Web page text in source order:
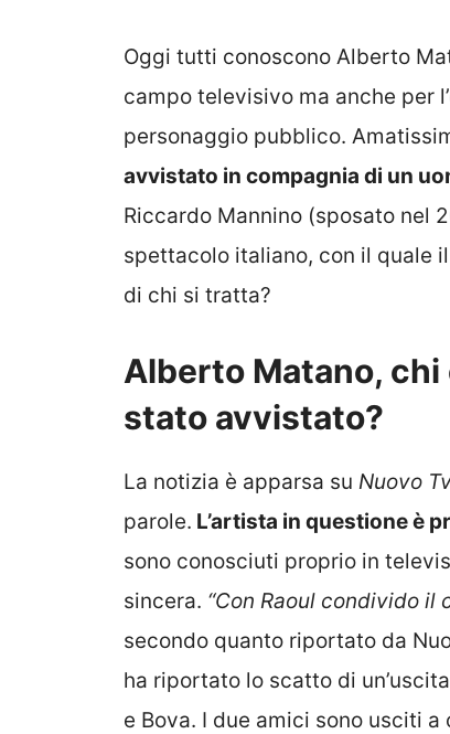
Oggi tutti conoscono Alberto
campo televisivo ma anche per
personaggio pubblico.
avvistato in compagnia di un
Riccardo Mannino (sposato nel
spettacolo italiano, con il quale
di chi si tratta?
Alberto Matano, chi
stato avvistato?
La notizia è apparsa su Nuovo
parole. L’artista in questione è
sono conosciuti proprio in
sincera. “Con Raoul condivido il
secondo quanto riportato da
ha riportato lo scatto di
e Bova. I due amici sono usciti